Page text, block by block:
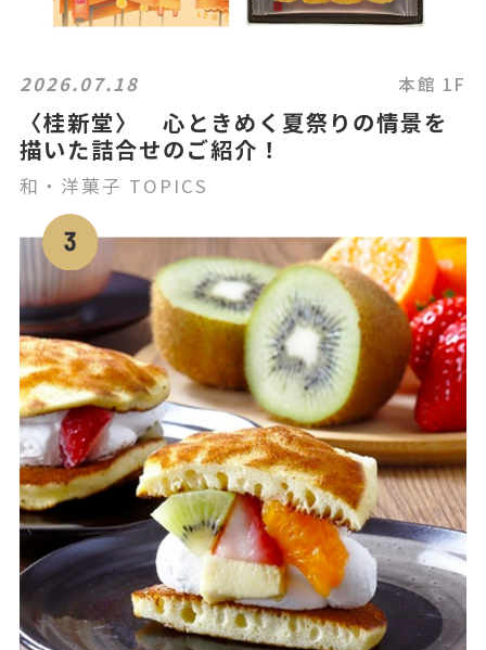
2026.07.18 本館 1F
〈桂新堂〉 心ときめく夏祭りの情景を
描いた詰合せのご紹介！
和・洋菓子 TOPICS